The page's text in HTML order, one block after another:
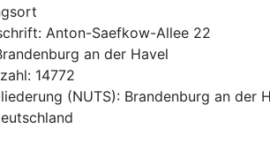
: Anton-Saefkow-Allee 22
an der Havel
: 14772
(NUTS): Brandenburg an der